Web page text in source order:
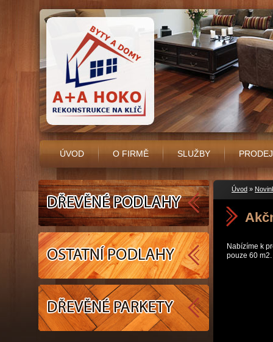
Dřevěné podlahy Praha,
renovace parket -
Úvodní stránka
navigaci)
Nabízíme k
pouze 60 m2.
ÚVOD O FIRMĚ SLUŽBY
Úvod »
Dřevěné